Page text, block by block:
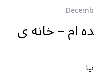
ام – خانه ی